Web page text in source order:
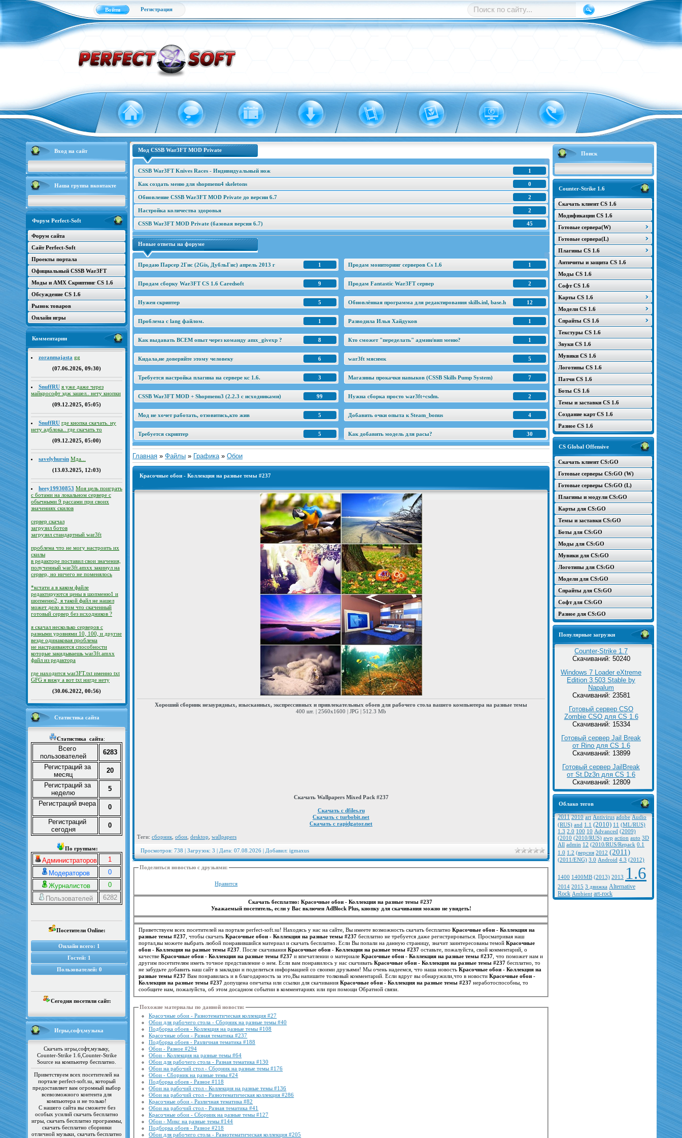
Войти Регистрация
Вход на сайт
Наша группа вконтакте
Форум Perfect-Soft
Форум сайта
Сайт Perfect-Soft
Проекты портала
Официальный CSSB War3FT
Моды и AMX Скриптинг CS 1.6
Обсуждение CS 1.6
Рынок товаров
Онлайн игры
Комментарии
zoranmajasta gg
(07.06.2026, 09:30)
SnuffRU я уже даже через
майкрософт эдж зашел.. нету кнопки
(09.12.2025, 05:05)
SnuffRU где кнопка скачать. ну
нету адблока.. где скачать то
(09.12.2025, 05:00)
savelyhursin Мда...
(13.03.2025, 12:03)
heey19930853 Моя цель поиграть
с ботами на локальном сервере с
обычными 9 рассами при своих
значениях скилов
сервер скачал
загрузил ботов
загрузил стандартный war3ft
проблема что не могу настроить их
скилы
в редакторе поставил свои значения,
полученный war3ft.amxx закинул на
сервер, но ничего не поменялось
*кстати а в каком файле
редактируются цены в шопменю1 и
шопменю2, я такой файл не нашел
может дело в том что скаченный
готовый сервер без исходников ?
я скачал несколько серверов с
разными уровнями 10, 100, и другие
везде одинаковая проблема
не настраиваются способности
которые закидываешь war3ft.amxx
файл из редактора
где находится war3FT.txt именно txt
GFG я вижу а вот txt нигде нету
(30.06.2022, 00:56)
Статистика сайта
Статистика сайта:
Всего
пользователей
6283
Регистраций за
месяц
20
Регистраций за
неделю
5
Регистраций вчера
0
Регистраций
сегодня
0
По группам:
Администраторов
1
Модераторов
0
Журналистов
0
Пользователей
6282
Посетители Online:
Онлайн всего: 1
Гостей: 1
Пользователей: 0
Сегодня посетили сайт:
Игры,софт,музыка
Скачать игры,софт,музыку,
Counter-Strike 1.6,Counter-Strike
Source на компьютер бесплатно.
Приветствуем всех посетителей на
портале perfect-soft.su, который
предоставляет вам огромный выбор
всевозможного контента для
компьютера и не только!
С нашего сайта вы сможете без
особых усилий скачать бесплатно
игры, скачать бесплатно программы,
скачать бесплатно сборники
отличной музыки, скачать бесплатно
Поиск
Counter-Strike 1.6
Скачать клиент CS 1.6
Модификации CS 1.6
Готовые сервера(W)
Готовые сервера(L)
Плагины CS 1.6
Античиты и защита CS 1.6
Моды CS 1.6
Софт CS 1.6
Карты CS 1.6
Модели CS 1.6
Спрайты CS 1.6
Текстуры CS 1.6
Звуки CS 1.6
Мувики CS 1.6
Логотипы CS 1.6
Патчи CS 1.6
Боты CS 1.6
Темы и заставки CS 1.6
Создание карт CS 1.6
Разное CS 1.6
CS Global Offensive
Скачать клиент CS:GO
Готовые серверы CS:GO (W)
Готовые серверы CS:GO (L)
Плагины и модули CS:GO
Карты для CS:GO
Темы и заставки CS:GO
Боты для CS:GO
Моды для CS:GO
Мувики для CS:GO
Логотипы для CS:GO
Модели для CS:GO
Спрайты для CS:GO
Софт для CS:GO
Разное для CS:GO
Популярные загрузки
Counter-Strike 1.7
Скачиваний: 50240
Windows 7 Loader eXtreme
Edition 3.503 Stable by
Napalum
Скачиваний: 23581
Готовый сервер CSO
Zombie CSO для CS 1.6
Скачиваний: 15334
Готовый сервер Jail Break
от Rino для CS 1.6
Скачиваний: 13899
Готовый сервер JailBreak
от St.Dz3n для CS 1.6
Скачиваний: 12809
Облако тегов
2011 2010 art Antivirus adobe Audio
(RUS) and 1.1 (2010) 11 (ML/RUS)
1.3 2.0 100 10 Advanced (2009)
(2010 (2010/RUS) awp action auto 3D
All admin 12 (2010/RUS/Repack 0.1
1.0 1.2 (версия 2012 (2011)
(2011/ENG) 3.0 Android 4.3 (2012)
1400 1400MB (2013) 2013 1.6
2014 2015 3 движка Alternative
Rock Ambient art-rock
Мод CSSB War3FT MOD Private
1
CSSB War3FT Knives Races - Индивидуальный нож
0
Как создать меню для shopmenu4 skeletons
2
Обновление CSSB War3FT MOD Private до версии 6.7
2
Настройка количества здоровья
45
CSSB War3FT MOD Private (базовая версия 6.7)
Новые ответы на форуме
1
Продаю Парсер 2Гис (2Gis, ДубльГис) апрель 2013 г 1
Продам мониторинг серверов Cs 1.6
9
Продам сборку War3FT CS 1.6 Caredsoft 2
Продам Fantastic War3FT сервер
5
Нужен скриптер 12
Обновлённая программа для редактирования skills.inl, base.h
1
Проблема с lang файлом. 1
Разводила Илья Хайдуков
8
Как выдавать ВСЕМ опыт через команду amx_givexp ? 1
Кто сможет "переделать" админ/вип меню?
6
Кидала,не доверяйте этому человеку 5
war3ft мяснмк
3
Требуется настройка плагина на сервере кс 1.6. 7
Магазины прокачки навыков (CSSB Skills Pump System)
99
CSSB War3FT MOD + Shopmenu3 (2.2.3 c исходниками) 2
Нужна сборка просто war3ft+csdm.
5
Мод не хочет работать, отзовитись,кто жив 4
Добавить очки опыта к Steam_bonus
5
Требуется скриптер 30
Как добавить модель для расы?
Главная » Файлы » Графика » Обои
Красочные обои - Коллекция на разные темы #237
Хороший сборник незаурядных, изысканных, экспрессивных и привлекательных обоев для рабочего стола вашего компьютера на разные темы
400 шт. | 2560x1600 | JPG | 512.3 Mb
Скачать Wallpapers Mixed Pack #237
Скачать с dfiles.ru
Скачать с turbobit.net
Скачать с rapidgator.net
Теги: сборник обои desktop wallpapers
Просмотров: 738 | Загрузок: 3 | Дата: 07.08.2026 | Добавил: igmaxus
Поделиться новостью с друзьями:
Нравится
Скачать бесплатно: Красочные обои - Коллекция на разные темы #237
Уважаемый посетитель, если у Вас включен AdBlock Plus, кнопку для скачивания можно не увидеть!
Приветствуем всех посетителей на портале perfect-soft.su! Находясь у нас на сайте, Вы имеете возможность скачать бесплатноКрасочные обои - Коллекция на
разные темы #237 , чтобы скачатьКрасочные обои - Коллекция на разные темы #237 бесплатно не требуется даже регистрироваться. Просматривая наш
портал,вы можете выбрать любой понравившийся материал и скачать бесплатно. Если Вы попали на данную страницу, значит заинтересованы темойКрасочные
обои - Коллекция на разные темы #237 . После скачиванияКрасочные обои - Коллекция на разные темы #237 оставьте, пожалуйста, свой комментарий, о
качествеКрасочные обои - Коллекция на разные темы #237 и впечатлении о материалеКрасочные обои - Коллекция на разные темы #237 , что поможет нам и
другим посетителям иметь точное представление о нем. Если вам понравилось у нас скачиватьКрасочные обои - Коллекция на разные темы #237 бесплатно, то
не забудьте добавить наш сайт в закладки и поделиться информацией со своими друзьями! Мы очень надеемся, что наша новостьКрасочные обои - Коллекция на
разные темы #237 Вам понравилась и в благодарность за это,Вы напишите толковый комментарий. Если вдруг вы обнаружили,что в новостиКрасочные обои -
Коллекция на разные темы #237 допущена опечатка или ссылки для скачиванияКрасочные обои - Коллекция на разные темы #237 неработоспособны, то
сообщите нам, пожалуйста, об этом досадном событии в комментариях или при помощи Обратной связи.
Похожие материалы по данной новости:
Красочные обои - Разнотематическая коллекция #27
Обои для рабочего стола - Сборник на разные темы #40
Подборка обоев - Коллекция на разные темы #108
Красочные обои - Разная тематика #237
Подборка обоев - Различная тематика #188
Обои - Разное #294
Обои - Коллекция на разные темы #64
Обои для рабочего стола - Разная тематика #130
Обои на рабочий стол - Сборник на разные темы #176
Обои - Сборник на разные темы #24
Подборка обоев - Разное #118
Обои на рабочий стол - Коллекция на разные темы #136
Обои на рабочий стол - Разнотематическая коллекция #286
Красочные обои - Различная тематика #82
Обои на рабочий стол - Разная тематика #41
Красочные обои - Сборник на разные темы #127
Обои - Микс на разные темы #144
Подборка обоев - Разное #218
Обои для рабочего стола - Разнотематическая коллекция #205